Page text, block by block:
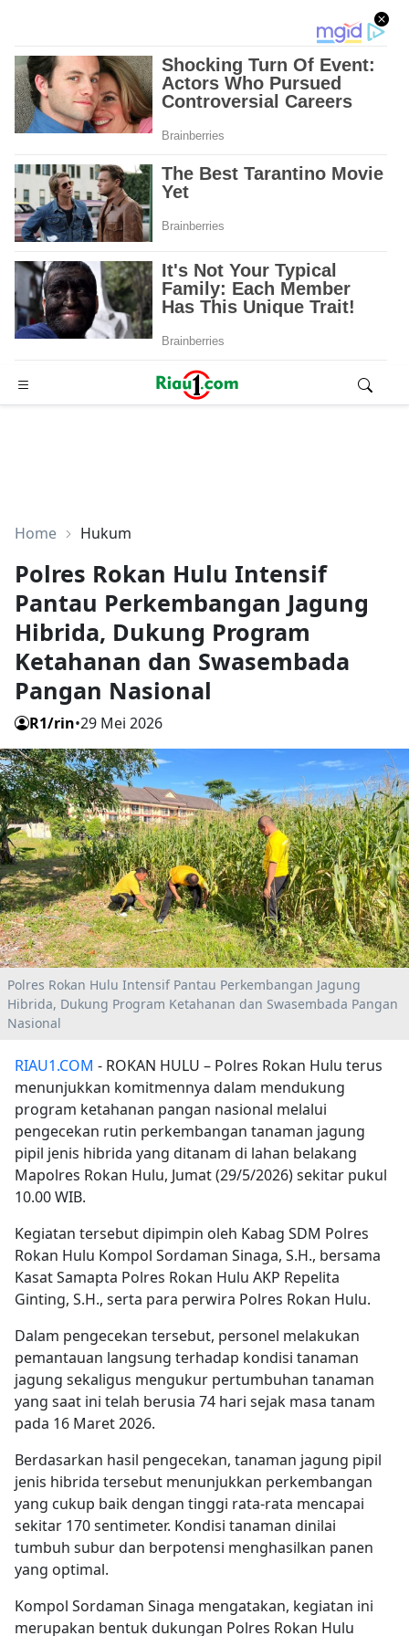
Advertisement
Home Hukum
Polres Rokan Hulu Intensif
Pantau Perkembangan Jagung
Hibrida, Dukung Program
Ketahanan dan Swasembada
Pangan Nasional
R1/rin•29 Mei 2026
Polres Rokan Hulu Intensif Pantau Perkembangan Jagung
Hibrida, Dukung Program Ketahanan dan Swasembada Pangan
Nasional
RIAU1.COM - ROKAN HULU – Polres Rokan Hulu terus
menunjukkan komitmennya dalam mendukung
program ketahanan pangan nasional melalui
pengecekan rutin perkembangan tanaman jagung
pipil jenis hibrida yang ditanam di lahan belakang
Mapolres Rokan Hulu, Jumat (29/5/2026) sekitar pukul
10.00 WIB.
Kegiatan tersebut dipimpin oleh Kabag SDM Polres
Rokan Hulu Kompol Sordaman Sinaga, S.H., bersama
Kasat Samapta Polres Rokan Hulu AKP Repelita
Ginting, S.H., serta para perwira Polres Rokan Hulu.
Dalam pengecekan tersebut, personel melakukan
pemantauan langsung terhadap kondisi tanaman
jagung sekaligus mengukur pertumbuhan tanaman
yang saat ini telah berusia 74 hari sejak masa tanam
pada 16 Maret 2026.
Berdasarkan hasil pengecekan, tanaman jagung pipil
jenis hibrida tersebut menunjukkan perkembangan
yang cukup baik dengan tinggi rata-rata mencapai
sekitar 170 sentimeter. Kondisi tanaman dinilai
tumbuh subur dan berpotensi menghasilkan panen
yang optimal.
Kompol Sordaman Sinaga mengatakan, kegiatan ini
merupakan bentuk dukungan Polres Rokan Hulu